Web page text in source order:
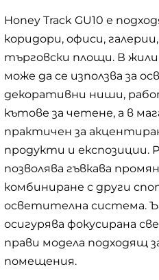
Honey Track GU10 е
коридори, офиси,
търговски площи. В
може да се използва за
декоративни ниши,
кътове за четене, а в
практичен за
продукти и
позволява гъвкава
комбиниране с други
осветителна система.
осигурява фокусирана
прави модела подходящ
помещения.